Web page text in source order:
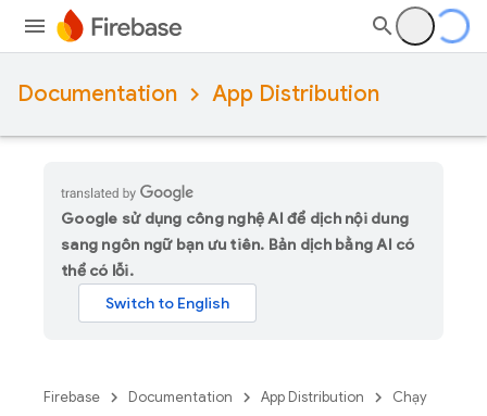
Documentation App Distribution
Google sử dụng công nghệ AI để dịch nội dung
sang ngôn ngữ bạn ưu tiên. Bản dịch bằng AI có
thể có lỗi.
Firebase Documentation App Distribution Chạy